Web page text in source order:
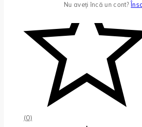
(0)
Nu aveți încă un cont?